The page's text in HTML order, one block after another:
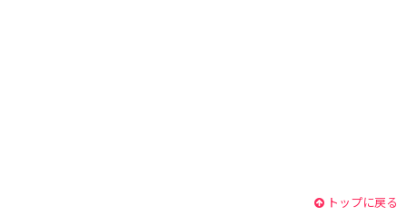
トップに戻る